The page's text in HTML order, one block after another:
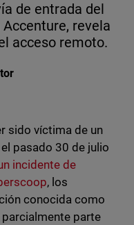
de entrada del
revela
acceso remoto.
Reddit
sido víctima de un
pasado 30 de julio
incidente de
, los
conocida como
parte